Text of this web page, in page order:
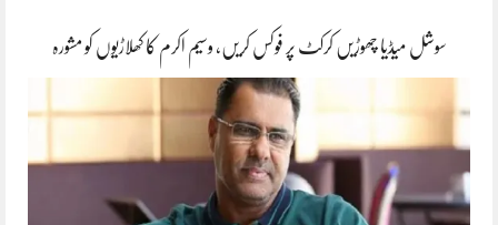
سوشل میڈیا چھوڑیں کرکٹ پر فوکس کریں، وسیم اکرم کا کھلاڑیوں کو مشورہ